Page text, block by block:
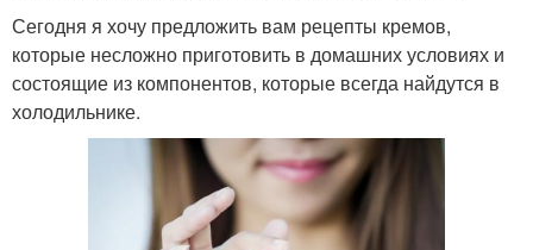
Сегодня я хочу предложить вам рецепты кремов,
которые несложно приготовить в домашних условиях и
состоящие из компонентов, которые всегда найдутся в
холодильнике.